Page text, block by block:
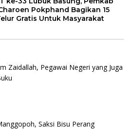
Pokphand Bagikan 15
Gratis Untuk Masyarakat
Zaidallah, Pegawai Negeri yang Juga
Saksi Bisu Perang